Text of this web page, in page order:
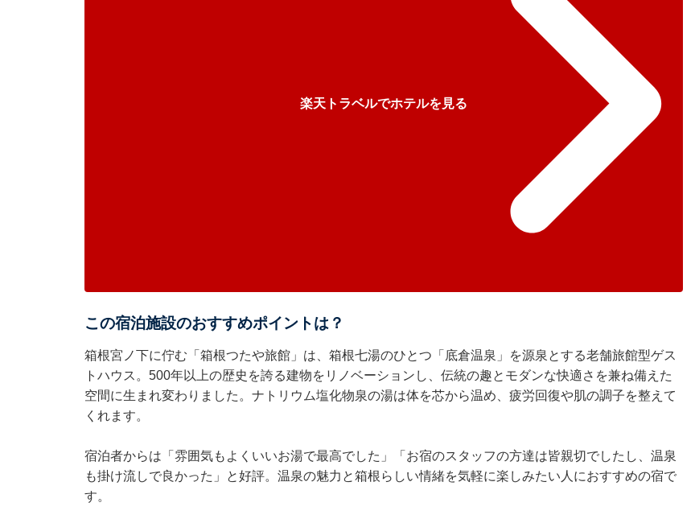
楽天トラベルでホテルを見る
この宿泊施設のおすすめポイントは？
箱根宮ノ下に佇む「箱根つたや旅館」は、箱根七湯のひとつ「底倉温泉」を源泉とする老舗旅館型ゲス
トハウス。500年以上の歴史を誇る建物をリノベーションし、伝統の趣とモダンな快適さを兼ね備えた
空間に生まれ変わりました。ナトリウム塩化物泉の湯は体を芯から温め、疲労回復や肌の調子を整えて
くれます。
宿泊者からは「雰囲気もよくいいお湯で最高でした」「お宿のスタッフの方達は皆親切でしたし、温泉
も掛け流しで良かった」と好評。温泉の魅力と箱根らしい情緒を気軽に楽しみたい人におすすめの宿で
す。